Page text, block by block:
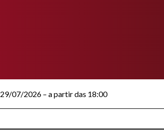
29/07/2026 – a partir das 18:00